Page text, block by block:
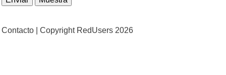
Contacto | Copyright RedUsers 2026